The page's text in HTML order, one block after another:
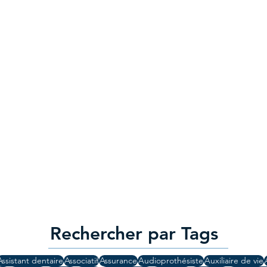
Rechercher par Tags
dentaireAssociatifAssuranceAudioprothésisteAuxiliaire de vie